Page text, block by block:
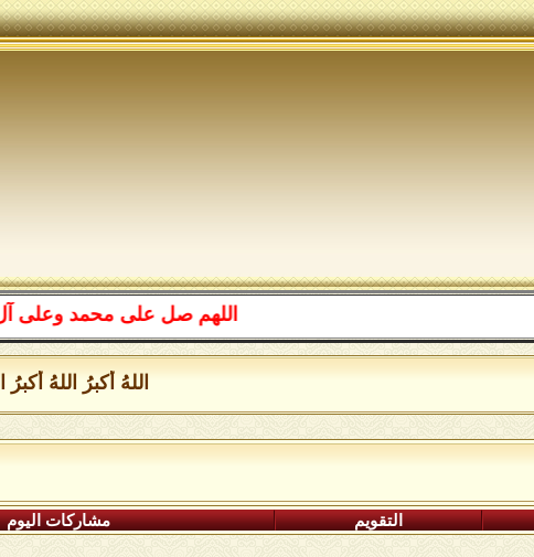
اللهم صل على محمد وعلى آل
اللهُ أكبرُ اللهُ أكبرُ
التقويم مشاركات اليوم